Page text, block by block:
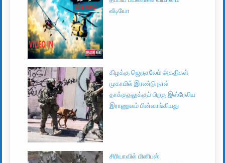
வீடியோ
கிழக்கு ஜெருசலேம் அகதிகள்
முகாமில் இரண்டு நாள்
தாக்குதலுக்குப் பிறகு இஸ்ரேலிய
இராணுவம் பின்வாங்கியது
சிரியாவில் மினிபஸ்